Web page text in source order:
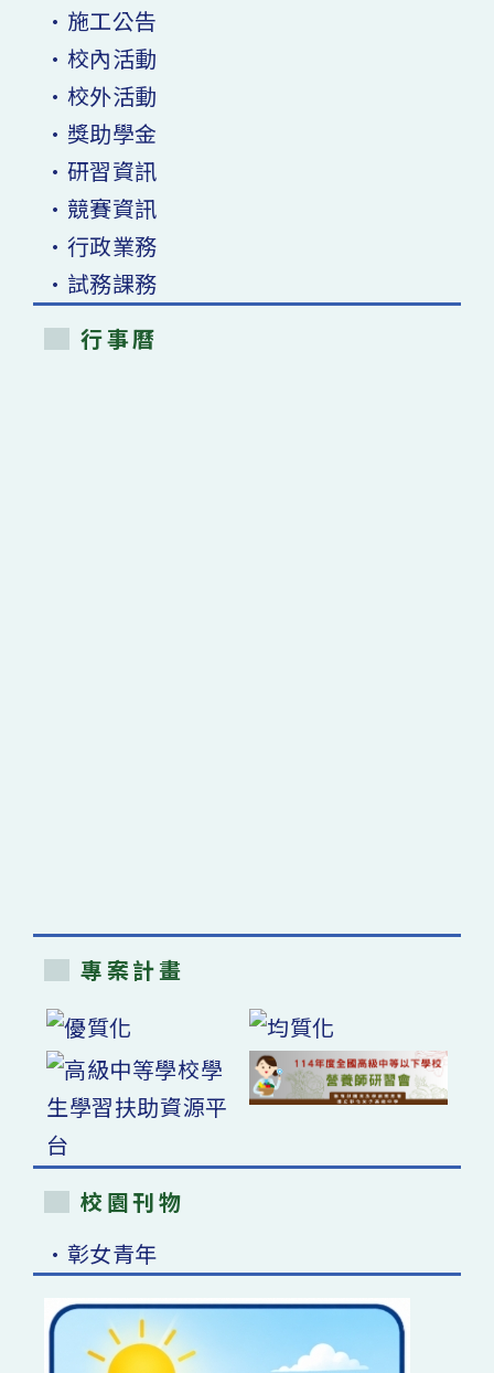
•施工公告
•校內活動
•校外活動
•獎助學金
•研習資訊
•競賽資訊
•行政業務
•試務課務
行事曆
專案計畫
校園刊物
•彰女青年